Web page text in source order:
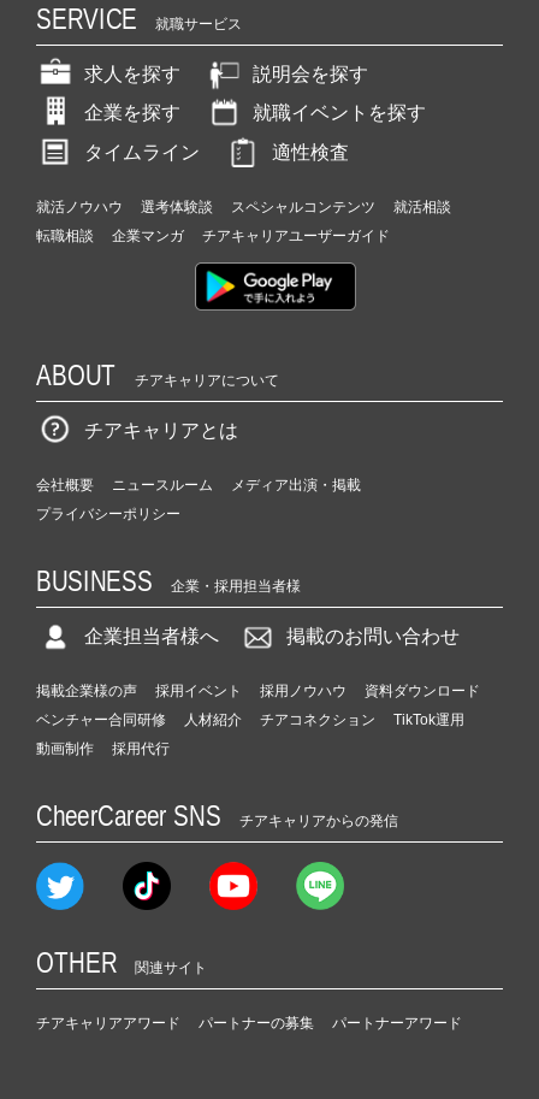
SERVICE 就職サービス
求人を探す
説明会を探す
企業を探す
就職イベントを探す
タイムライン
適性検査
就活ノウハウ 選考体験談 スペシャルコンテンツ
就活相談
転職相談
企業マンガ チアキャリアユーザーガイド
ABOUT チアキャリアについて
チアキャリアとは
会社概要 ニュースルーム
メディア出演・掲載
プライバシーポリシー
BUSINESS 企業・採用担当者様
企業担当者様へ 掲載のお問い合わせ
掲載企業様の声 採用イベント 採用ノウハウ
資料ダウンロード
ベンチャー合同研修
人材紹介 チアコネクション
TikTok運用
動画制作
採用代行
CheerCareer SNS チアキャリアからの発信
OTHER 関連サイト
チアキャリアアワード パートナーの募集 パートナーアワード